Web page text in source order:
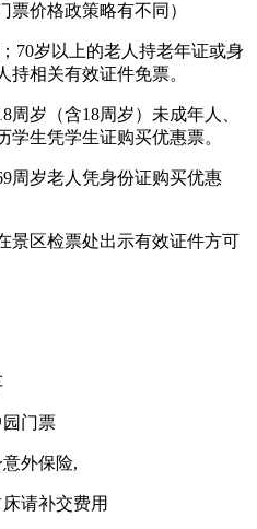
票价格政策略有不同）
70岁以上的老人持老年证或身
持相关有效证件免票。
周岁（含18周岁）未成年人、
学生凭学生证购买优惠票。
周岁老人凭身份证购买优惠
景区检票处出示有效证件方可
门票
外保险,
请补交费用